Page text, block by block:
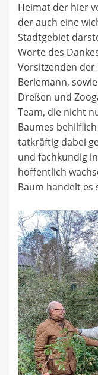
Heimat der hier
der auch eine
Stadtgebiet
Worte des
Vorsitzenden
Berlemann,
Dreßen und
Team, die nicht
Baumes
tatkräftig dabei
und fachkundig
hoffentlich
Baum handelt es